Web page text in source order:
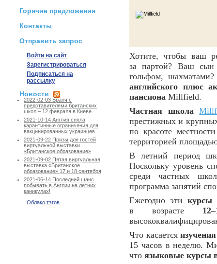
Горячие предложения
Контакты
Отправить запрос
Войти на сайт
Зарегистрироваться
Подписаться на
рассылку
Новости
2022-02-03 Бранч с
представителями британских
школ – 12 февраля в Киеве
2021-10-14 Англия сняла
карантинные ограничения для
вакцинированных украинцев
2021-09-22 Призы для гостей
виртуальной выставки
«Британское образование»
2021-09-02 Пятая виртуальная
выставка «Британское
образование» 17 и 18 сентября
2021-06-14 Последний шанс
побывать в Англии на летних
каникулах!
Облако тэгов
Хотите, чтобы ваш
за партой? Ваш сын
гольфом,
английского плюс
пансиона Millfield.
Частная школа
престижных и
по красоте
территорией
В летний период
Поскольку уровень
среди частных
программа занятий
Ежегодно эти курсы
в возрасте
Что касается
15 часов в неделю.
что языковые курсы